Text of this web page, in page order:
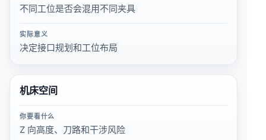
不同工位是否会混用不同夹具
实际意义
决定接口规划和工位布局
机床空间
你要看什么
Z 向高度、刀路和干涉风险